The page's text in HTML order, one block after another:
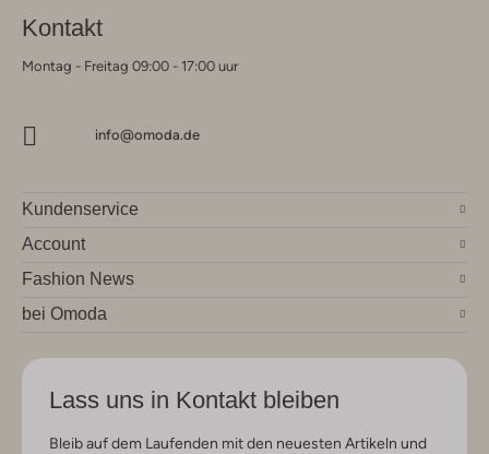
Kontakt
Montag - Freitag 09:00 - 17:00 uur
info@omoda.de
Kundenservice
Account
Fashion News
bei Omoda
Lass uns in Kontakt bleiben
Bleib auf dem Laufenden mit den neuesten Artikeln und